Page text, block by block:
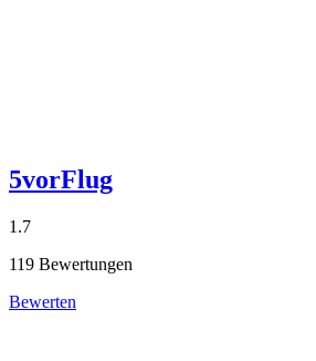
5vorFlug
1.7
119 Bewertungen
Bewerten